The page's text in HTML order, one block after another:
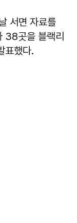
서면 자료를
38곳을 블랙리
표했다.